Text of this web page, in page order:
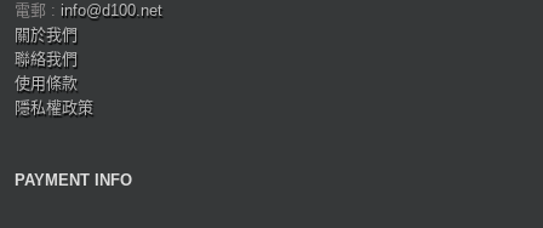
電郵 : info@d100.net
關於我們
聯絡我們
使用條款
隱私權政策
PAYMENT INFO